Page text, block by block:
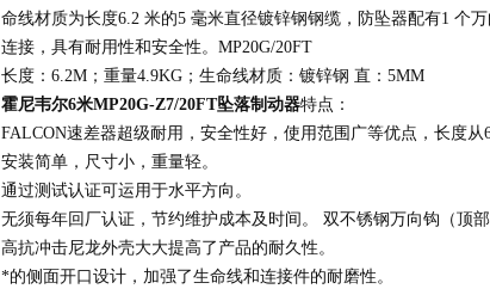
命线材质为长度6.2 米的5 毫米直径镀锌钢钢缆 ，防坠器配有1 个
连接，具有耐用性和安全性。 MP20G/20FT
长度： 6.2M ；重量4.9KG ；生命线材质：镀锌钢 直： 5MM
霍尼韦尔6米MP20G-Z7/20FT坠落制动器特点：
FALCON速差器超级耐用，安全性好，使用范围广等优点，长度从
安装简单，尺寸小，重量轻。
通过测试认证可运用于水平方向。
无须每年回厂认证，节约维护成本及时间。
双不锈钢万向钩（顶
高抗冲击尼龙外壳大大提高了产品的耐久性。
*的侧面开口设计，加强了生命线和连接件的耐磨性。